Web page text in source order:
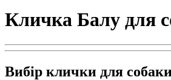
Кличка Балу для
Вибір клички для